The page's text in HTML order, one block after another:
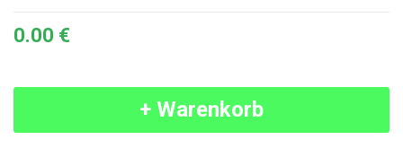
0.00 €
+ Warenkorb